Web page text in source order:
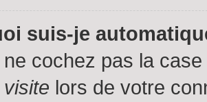
suis-je
ne cochez pas la case
lors de votre